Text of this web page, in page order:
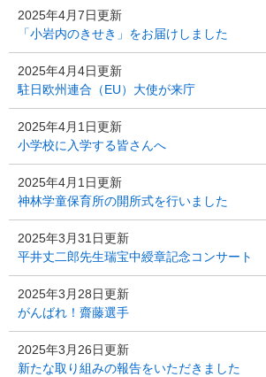
2025年4月7日更新
「小岩内のきせき」をお届けしました
2025年4月4日更新
駐日欧州連合（EU）大使が来庁
2025年4月1日更新
小学校に入学する皆さんへ
2025年4月1日更新
神林学童保育所の開所式を行いました
2025年3月31日更新
平井丈二郎先生瑞宝中綬章記念コンサート
2025年3月28日更新
がんばれ！齋藤選手
2025年3月26日更新
新たな取り組みの報告をいただきました